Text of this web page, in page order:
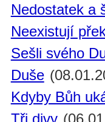
Nedostatek a
Neexistují
Sešli svého
Duše
Kdyby Bůh